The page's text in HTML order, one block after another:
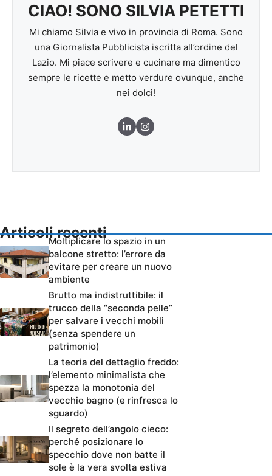
CIAO! SONO SILVIA PETETTI
Mi chiamo Silvia e vivo in provincia di Roma. Sono
una Giornalista Pubblicista iscritta all’ordine del
Lazio. Mi piace scrivere e cucinare ma dimentico
sempre le ricette e metto verdure ovunque, anche
nei dolci!
Articoli recenti
Moltiplicare lo spazio in un
balcone stretto: l’errore da
evitare per creare un nuovo
ambiente
Brutto ma indistruttibile: il
trucco della “seconda pelle”
per salvare i vecchi mobili
(senza spendere un
patrimonio)
La teoria del dettaglio freddo:
l’elemento minimalista che
spezza la monotonia del
vecchio bagno (e rinfresca lo
sguardo)
Il segreto dell’angolo cieco:
perché posizionare lo
specchio dove non batte il
sole è la vera svolta estiva